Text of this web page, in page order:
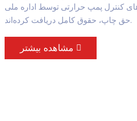
کنترل پمپ حرارتی توسط اداره ملی
حق چاپ، حقوق کامل دریافت کرده‌اند.
مشاهده بیشتر